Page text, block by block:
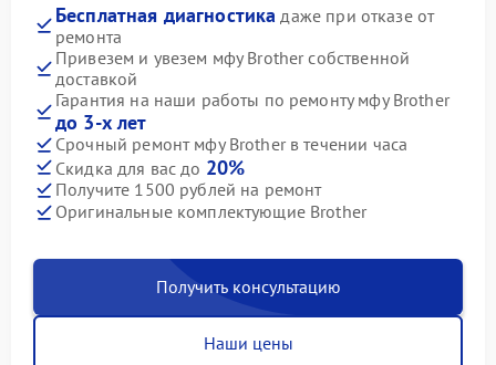
Бесплатная диагностика даже при отказе от
ремонта
Привезем и увезем мфу Brother собственной
доставкой
Гарантия на наши работы по ремонту мфу Brother
до 3-х лет
Срочный ремонт мфу Brother в течении часа
Скидка для вас до 20%
Получите 1500 рублей на ремонт
Оригинальные комплектующие Brother
Получить консультацию
Наши цены